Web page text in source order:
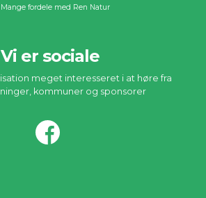
Mange fordele med Ren Natur
Vi er sociale
meget interesseret i at høre fra
kommuner og sponsorer